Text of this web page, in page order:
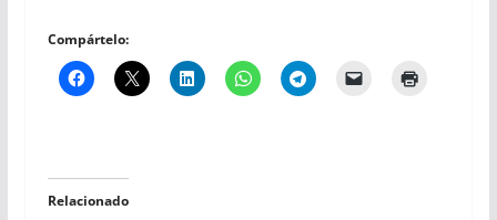
Compártelo:
Relacionado